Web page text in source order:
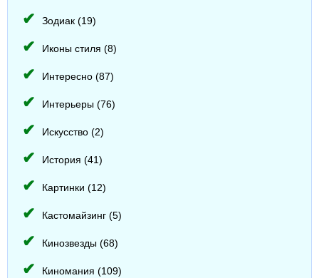
Зодиак (19)
Иконы стиля (8)
Интересно (87)
Интерьеры (76)
Искусство (2)
История (41)
Картинки (12)
Кастомайзинг (5)
Кинозвезды (68)
Киномания (109)